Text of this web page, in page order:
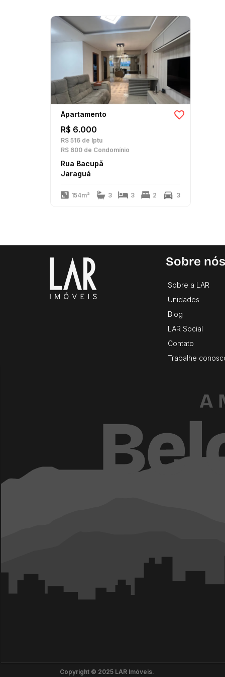
Apartamento
R$ 6.000
R$ 516 de Iptu
R$ 600 de Condomínio
Rua Bacupã
Jaraguá
154m² 3 3 2 3
Sobre nós
Sobre a LAR
Unidades
Blog
LAR Social
Contato
Trabalhe
Copyright © 2025 LAR Imóveis.